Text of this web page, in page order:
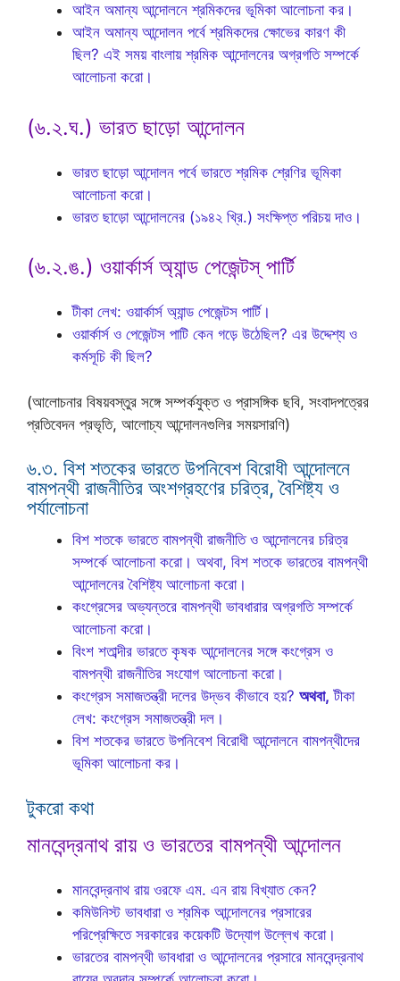
আইন অমান্য আন্দোলনে শ্রমিকদের ভূমিকা আলোচনা কর।
আইন অমান্য আন্দোলন পর্বে শ্রমিকদের ক্ষোভের কারণ কী
ছিল? এই সময় বাংলায় শ্রমিক আন্দোলনের অগ্রগতি সম্পর্কে
আলোচনা করো।
(৬.২.ঘ.) ভারত ছাড়ো আন্দোলন
ভারত ছাড়ো আন্দোলন পর্বে ভারতে শ্রমিক শ্রেণির ভূমিকা
আলোচনা করো।
ভারত ছাড়ো আন্দোলনের (১৯৪২ খ্রি.) সংক্ষিপ্ত পরিচয় দাও।
(৬.২.ঙ.) ওয়ার্কার্স অ্যান্ড পেজেন্টস্ পার্টি
টীকা লেখ: ওয়ার্কার্স অ্যান্ড পেজেন্টস পার্টি।
ওয়ার্কার্স ও পেজেন্টস পাটি কেন গড়ে উঠেছিল? এর উদ্দেশ্য ও
কর্মসূচি কী ছিল?
(আলোচনার বিষয়বস্তুর সঙ্গে সম্পর্কযুক্ত ও প্রাসঙ্গিক ছবি, সংবাদপত্রের
প্রতিবেদন প্রভৃতি, আলোচ্য আন্দোলনগুলির সময়সারণি)
৬.৩. বিশ শতকের ভারতে উপনিবেশ বিরোধী আন্দোলনে
বামপন্থী রাজনীতির অংশগ্রহণের চরিত্র, বৈশিষ্ট্য ও
পর্যালোচনা
বিশ শতকে ভারতে বামপন্থী রাজনীতি ও আন্দোলনের চরিত্র
সম্পর্কে আলোচনা করো। অথবা, বিশ শতকে ভারতের বামপন্থী
আন্দোলনের বৈশিষ্ট্য আলোচনা করো।
কংগ্রেসের অভ্যন্তরে বামপন্থী ভাবধারার অগ্রগতি সম্পর্কে
আলোচনা করো।
বিংশ শতাব্দীর ভারতে কৃষক আন্দোলনের সঙ্গে কংগ্রেস ও
বামপন্থী রাজনীতির সংযোগ আলোচনা করো।
কংগ্রেস সমাজতন্ত্রী দলের উদ্ভব কীভাবে হয়? অথবা, টীকা
লেখ: কংগ্রেস সমাজতন্ত্রী দল।
বিশ শতকের ভারতে উপনিবেশ বিরোধী আন্দোলনে বামপন্থীদের
ভূমিকা আলোচনা কর।
টুকরো কথা
মানবেন্দ্রনাথ রায় ও ভারতের বামপন্থী আন্দোলন
মানবেন্দ্রনাথ রায় ওরফে এম. এন রায় বিখ্যাত কেন?
কমিউনিস্ট ভাবধারা ও শ্রমিক আন্দোলনের প্রসারের
পরিপ্রেক্ষিতে সরকারের কয়েকটি উদ্যোগ উল্লেখ করো।
ভারতের বামপন্থী ভাবধারা ও আন্দোলনের প্রসারে মানবেন্দ্রনাথ